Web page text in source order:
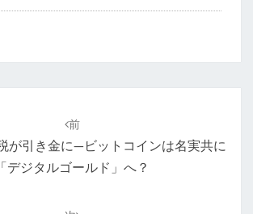
前
が引き金に—ビットコインは名実共に
「デジタルゴールド」へ？